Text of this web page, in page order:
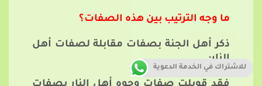
ما وجه الترتيب بين هذه الصفات؟
ذكر أهل الجنة بصفات مقابلة لصفات أهل
النار:
للاشتراك في الخدمة الدعوية